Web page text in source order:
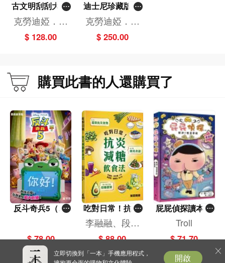
古文明刮刮大發
現
克勞迪婭．馬
丁
$ 128.00
迪士尼珍藏版套
裝：反斗奇兵、
玩轉腦朋友（一
套2冊）
克勞迪婭．馬
丁
$ 250.00
購買此書的人還購買了
反斗奇兵5（圖
$ 78.00
吃對日常！抗炎
減糖飲食法
李融融、段佳
麗,黃梨煜、顧
$ 88.00
屁屁偵探讀本(1
3)－－對決！怪
篇）
Troll
$ 71.70
立即切換到「一本」手機應用程式，
開啟